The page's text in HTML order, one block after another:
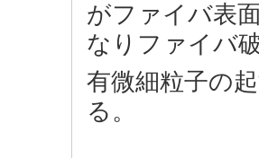
がファイバ表
なりファイバ
有微細粒子の
る。